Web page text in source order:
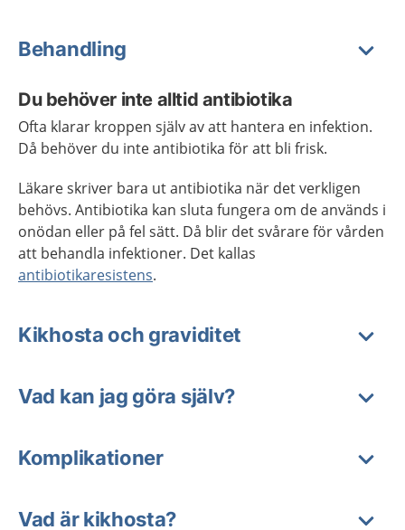
Behandling
Du behöver inte alltid antibiotika
Ofta klarar kroppen själv av att hantera en infektion.
Då behöver du inte antibiotika för att bli frisk.
Läkare skriver bara ut antibiotika när det verkligen
behövs. Antibiotika kan sluta fungera om de används i
onödan eller på fel sätt. Då blir det svårare för vården
att behandla infektioner. Det kallas
antibiotikaresistens.
Kikhosta och graviditet
Vad kan jag göra själv?
Komplikationer
Vad är kikhosta?